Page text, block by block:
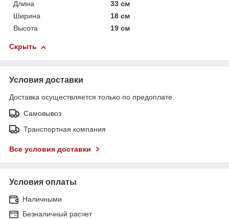
Длина
33 см
Ширина
18 см
Высота
19 см
Скрыть
Условия доставки
Доставка осуществляется только по предоплате.
Самовывоз
Транспортная компания
Все условия доставки
Условия оплаты
Наличными
Безналичный расчет